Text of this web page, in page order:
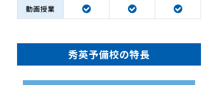
動画授業
秀英予備校の特長